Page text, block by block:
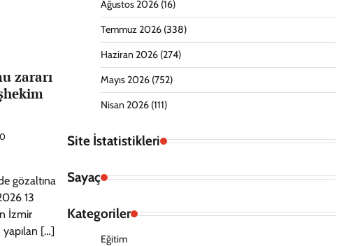
zararı
0
gözaltına
13
İzmir
yapılan […]
Ağustos 2026(16)
Temmuz 2026(338)
Haziran 2026(274)
Mayıs 2026(752)
Nisan 2026(111)
Site İstatistikleri
Sayaç
Kategoriler
Eğitim